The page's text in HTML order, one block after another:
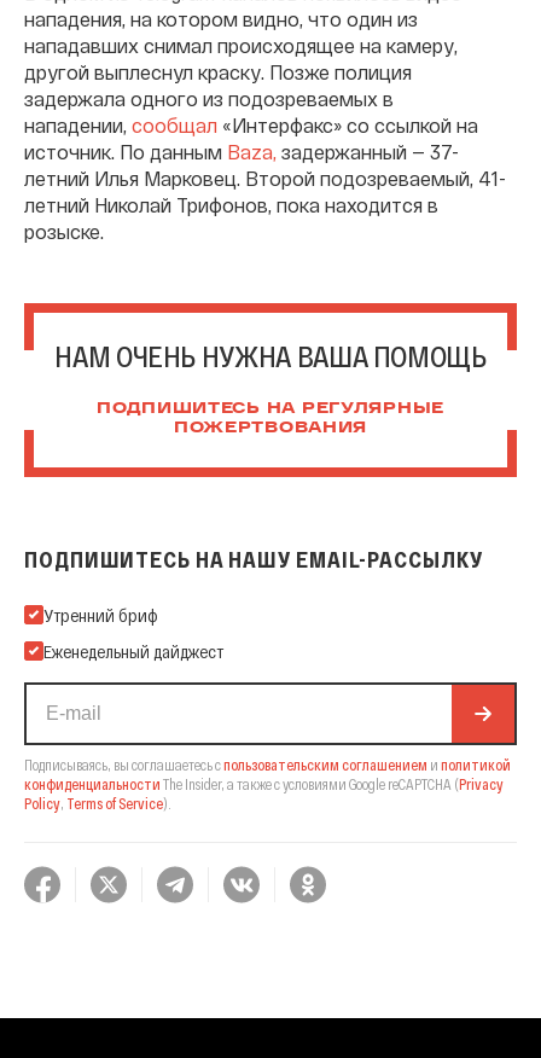
нападения, на котором видно, что один из
нападавших снимал происходящее на камеру,
другой выплеснул краску. Позже полиция
задержала одного из подозреваемых в
нападении, сообщал «Интерфакс» со ссылкой на
источник. По данным Baza, задержанный — 37-
летний Илья Марковец. Второй подозреваемый, 41-
летний Николай Трифонов, пока находится в
розыске.
НАМ ОЧЕНЬ НУЖНА ВАША ПОМОЩЬ
ПОДПИШИТЕСЬ НА РЕГУЛЯРНЫЕ
ПОЖЕРТВОВАНИЯ
ПОДПИШИТЕСЬ НА НАШУ EMAIL-РАССЫЛКУ
Подпишитесь на нашу Email-рассылку
Утренний бриф
Еженедельный дайджест
Подписываясь, вы соглашаетесь спользовательским соглашением и политикой
конфиденциальности The Insider, а также с условиями Google reCAPTCHA (Privacy
Policy, Terms of Service).